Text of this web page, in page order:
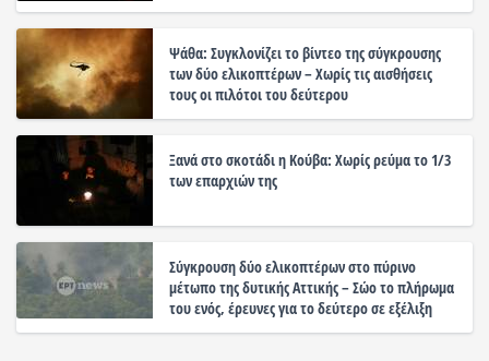
Ψάθα: Συγκλονίζει το βίντεο της σύγκρουσης
των δύο ελικοπτέρων – Χωρίς τις αισθήσεις
τους οι πιλότοι του δεύτερου
Ξανά στο σκοτάδι η Κούβα: Χωρίς ρεύμα το 1/3
των επαρχιών της
Σύγκρουση δύο ελικοπτέρων στο πύρινο
μέτωπο της δυτικής Αττικής – Σώο το πλήρωμα
του ενός, έρευνες για το δεύτερο σε εξέλιξη